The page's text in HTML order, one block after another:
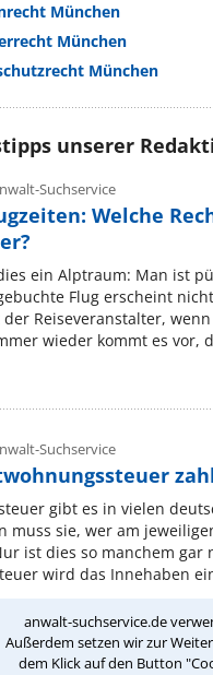
anwalt-suchservice.de
Außerdem setzen wir zur
dem Klick auf den Button
München
München
München
unserer
Suchservice
Welche
ein Alptraum: Man ist
Flug erscheint
Reiseveranstalter,
wieder kommt es vor,
Suchservice
gibt es in vielen
muss sie, wer am
ist dies so manchem gar
wird das Innehaben